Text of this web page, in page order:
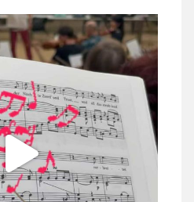
Juli 23